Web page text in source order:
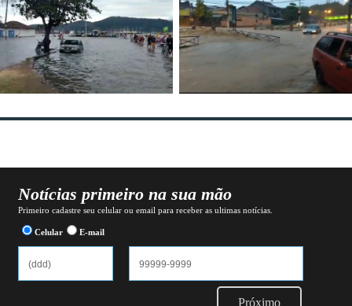
Notícias primeiro na sua mão
Primeiro cadastre seu celular ou email para receber as ultimas notícias.
Celular E-mail
Próximo